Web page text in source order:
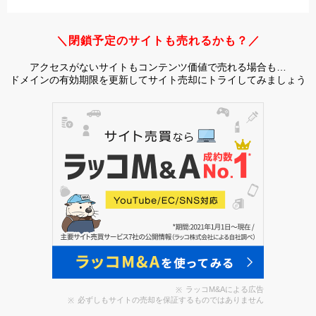
＼閉鎖予定のサイトも売れるかも？／
アクセスがないサイトもコンテンツ価値で売れる場合も…
ドメインの有効期限を更新してサイト売却にトライしてみましょう
ラッコM&Aによる広告
必ずしもサイトの売却を保証するものではありません